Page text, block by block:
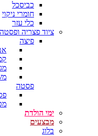
כביסכל
חומרי ניקוי
כלי עזר
ציוד פצריה ופסטה
פיצה
פסטה
ימי הולדת
מבצעים
בלוג